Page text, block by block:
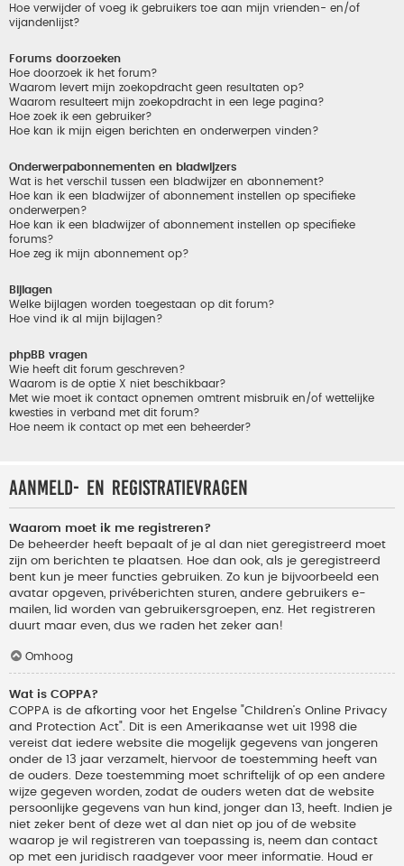
Hoe verwijder of voeg ik gebruikers toe aan mijn vrienden- en/of
vijandenlijst?
Forums doorzoeken
Hoe doorzoek ik het forum?
Waarom levert mijn zoekopdracht geen resultaten op?
Waarom resulteert mijn zoekopdracht in een lege pagina?
Hoe zoek ik een gebruiker?
Hoe kan ik mijn eigen berichten en onderwerpen vinden?
Onderwerpabonnementen en bladwijzers
Wat is het verschil tussen een bladwijzer en abonnement?
Hoe kan ik een bladwijzer of abonnement instellen op specifieke
onderwerpen?
Hoe kan ik een bladwijzer of abonnement instellen op specifieke
forums?
Hoe zeg ik mijn abonnement op?
Bijlagen
Welke bijlagen worden toegestaan op dit forum?
Hoe vind ik al mijn bijlagen?
phpBB vragen
Wie heeft dit forum geschreven?
Waarom is de optie X niet beschikbaar?
Met wie moet ik contact opnemen omtrent misbruik en/of wettelijke
kwesties in verband met dit forum?
Hoe neem ik contact op met een beheerder?
Aanmeld- en registratievragen
Waarom moet ik me registreren?
De beheerder heeft bepaalt of je al dan niet geregistreerd moet
zijn om berichten te plaatsen. Hoe dan ook, als je geregistreerd
bent kun je meer functies gebruiken. Zo kun je bijvoorbeeld een
avatar opgeven, privéberichten sturen, andere gebruikers e-
mailen, lid worden van gebruikersgroepen, enz. Het registreren
duurt maar even, dus we raden het zeker aan!
Omhoog
Wat is COPPA?
COPPA is de afkorting voor het Engelse "Children’s Online Privacy
and Protection Act". Dit is een Amerikaanse wet uit 1998 die
vereist dat iedere website die mogelijk gegevens van jongeren
onder de 13 jaar verzamelt, hiervoor de toestemming heeft van
de ouders. Deze toestemming moet schriftelijk of op een andere
wijze gegeven worden, zodat de ouders weten dat de website
persoonlijke gegevens van hun kind, jonger dan 13, heeft. Indien je
niet zeker bent of deze wet al dan niet op jou of de website
waarop je wil registreren van toepassing is, neem dan contact
op met een juridisch raadgever voor meer informatie. Houd er